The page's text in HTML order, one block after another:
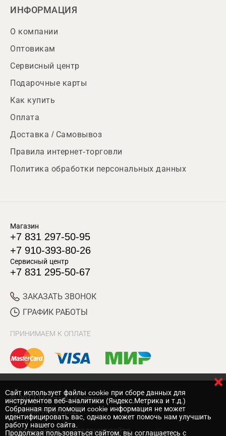
ИНФОРМАЦИЯ
О компании
Оптовикам
Сервисный центр
Подарочные карты
Как купить
Оплата
Доставка / Самовывоз
Правила интернет-торговли
Политика обработки персональных данных
Магазин
+7 831 297-50-95
+7 910-393-80-26
Сервисный центр
+7 831 295-50-67
ЗАКАЗАТЬ ЗВОНОК
ГРАФИК РАБОТЫ
ПРИНИМАЕМ К ОПЛАТЕ
© 2017 Магазин Хозяин
Нижний Новгород
Вебмеханика — создание сайта
Cайт использует файлы cookie при сборе данных для
инструментов веб-аналитики (Яндекс.Метрика и т.д.)
Собранная при помощи cookie информация не может
идентифицировать вас, однако может помочь нам улучшить
работу нашего сайта.
Продолжая пользоваться сайтом, вы соглашаетесь с